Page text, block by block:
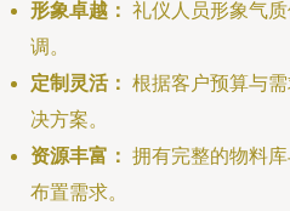
形象卓越： 礼仪人员形象气
调。
定制灵活： 根据客户预算与
决方案。
资源丰富： 拥有完整的物料
布置需求。